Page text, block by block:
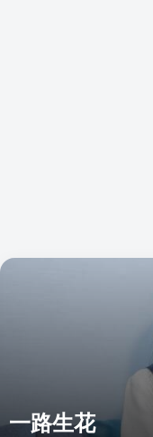
一路生花